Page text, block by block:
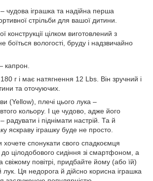
чудова іграшка та надійна перша
стрільби для вашої дитини.
конструкції цілком виготовлений з
боїться вологості, бруду і надзвичайно
капрон.
г і має натягнення 12 Lbs. Він зручний і
та оточуючих.
(Yellow), плечі цього лука –
кольору. І це чудово, адже його
радувати і піднімати настрій. Та й
яскраву іграшку буде не просто.
спонукати свого спадкоємця
цілодобового сидіння зі смартфоном, а
свіжому повітрі, придбайте йому (або їй)
лук. Ця недорога й дійсно корисна іграшка